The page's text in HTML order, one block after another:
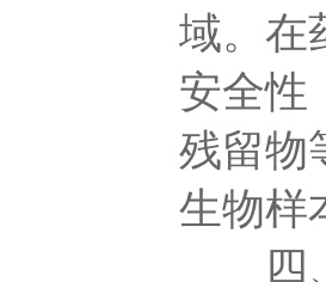
域。在
安全性
残留物
生物样
四、